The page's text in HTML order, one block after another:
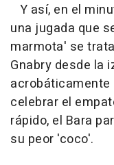
Y así, en el
una jugada que
marmota' se
Gnabry desde la
acrobáticamente
celebrar el
rápido, el Bara
su peor 'coco'.